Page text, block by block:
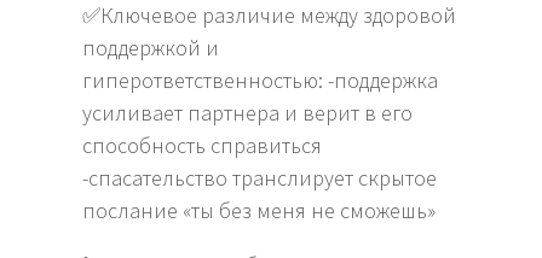
✅Ключевое различие между здоровой
поддержкой и
гиперответственностью: -поддержка
усиливает партнера и верит в его
способность справиться
-спасательство транслирует скрытое
послание «ты без меня не сможешь»